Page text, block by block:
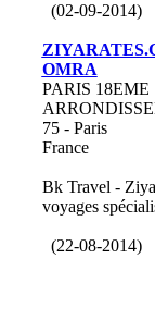
(02-09-2014)
OMRA
PARIS 18EME
75 - Paris
France
Bk Travel -
voyages
(22-08-2014)